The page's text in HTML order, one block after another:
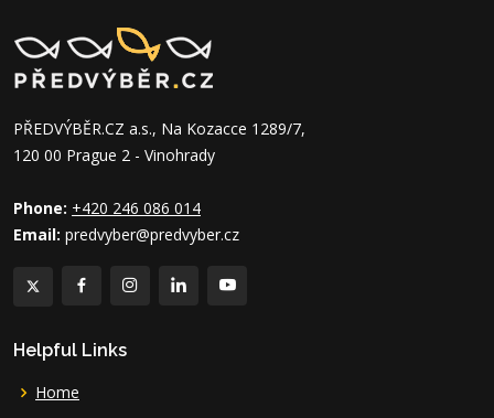
PŘEDVÝBĚR.CZ a.s., Na Kozacce 1289/7,
120 00 Prague 2 - Vinohrady
Phone: +420 246 086 014
Email: predvyber@predvyber.cz
Helpful Links
Home